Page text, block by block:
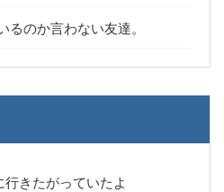
るのか言わない友達。
きたがっていたよ